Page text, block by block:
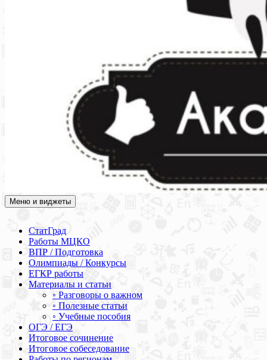
Академия СОВА
Подготовка к ЕГЭ, ОГЭ, ВПР, МЦКО, СтатГрад, КДР, ВОШ,
Меню и виджеты
СтатГрад
Работы МЦКО
ВПР / Подготовка
Олимпиады / Конкурсы
ЕГКР работы
Материалы и статьи
◦ Разговоры о важном
◦ Полезные статьи
◦ Учебные пособия
ОГЭ / ЕГЭ
Итоговое сочинение
Итоговое собеседование